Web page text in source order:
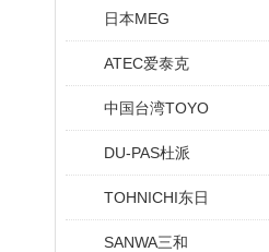
日本MEG
ATEC爱泰克
中国台湾TOYO
DU-PAS杜派
TOHNICHI东日
SANWA三和